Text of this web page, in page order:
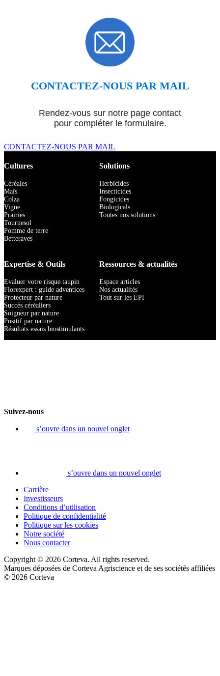
CONTACTEZ-NOUS PAR MAIL
Rendez-vous sur notre page contact
pour compléter le formulaire.
CONTACTEZ-NOUS PAR MAIL
Cultures
Céréales
Maïs
Colza
Vigne
Prairies
Tournesol
Pomme de terre
Betteraves
Solutions
Herbicides
Insecticides
Fongicides
Biologicals
Toutes nos solutions
Expertise & Outils
Evaluer votre risque taupin
Florexpert : guide adventices
Protecteur par nature
Succès céréaliers
Soigneur par nature
Positif par nature
Résultats essais biostimulants
Ressources & actualités
Espace articles
Nos actualités
Tout sur les EPI
Suivez-nous
s’ouvre dans un nouvel onglet
s’ouvre dans un nouvel onglet
Carrière
Investisseurs
Conditions d’utilisation
Politique de confidentialité
Politique sur les cookies
Notre société
Nous contacter
Copyright © 2026 Corteva. All rights reserved.
Marques déposées de Corteva Agriscience et de ses sociétés affiliées
© 2026 Corteva